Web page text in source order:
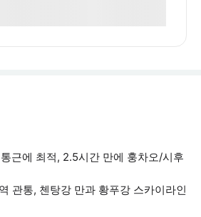
근에 최적, 2.5시간 만에 훙차오/시후
관통, 첸탕강 만과 황푸강 스카이라인